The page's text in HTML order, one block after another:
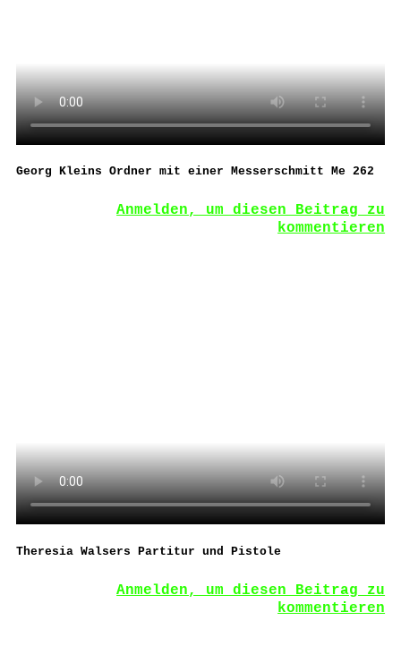
Georg Kleins Ordner mit einer Messerschmitt Me 262
Anmelden, um diesen Beitrag zu
kommentieren
Theresia Walsers Partitur und Pistole
Anmelden, um diesen Beitrag zu
kommentieren